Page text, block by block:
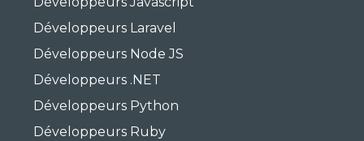
Développeurs Laravel
Développeurs Node JS
Développeurs .NET
Développeurs Python
Développeurs Ruby